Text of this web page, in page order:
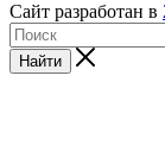
Сайт разработан в
Найти